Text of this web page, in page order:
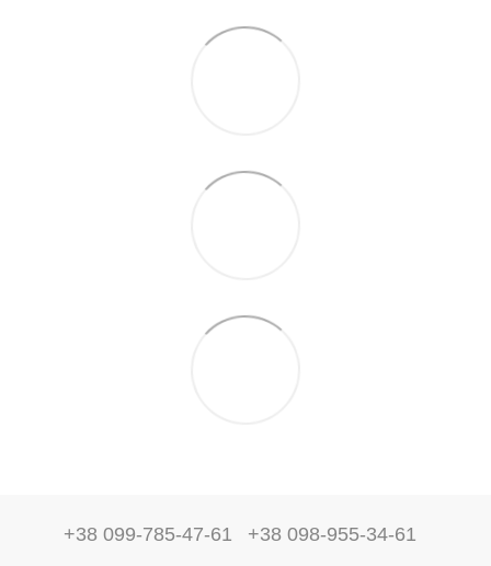
+38 099-785-47-61 +38 098-955-34-61